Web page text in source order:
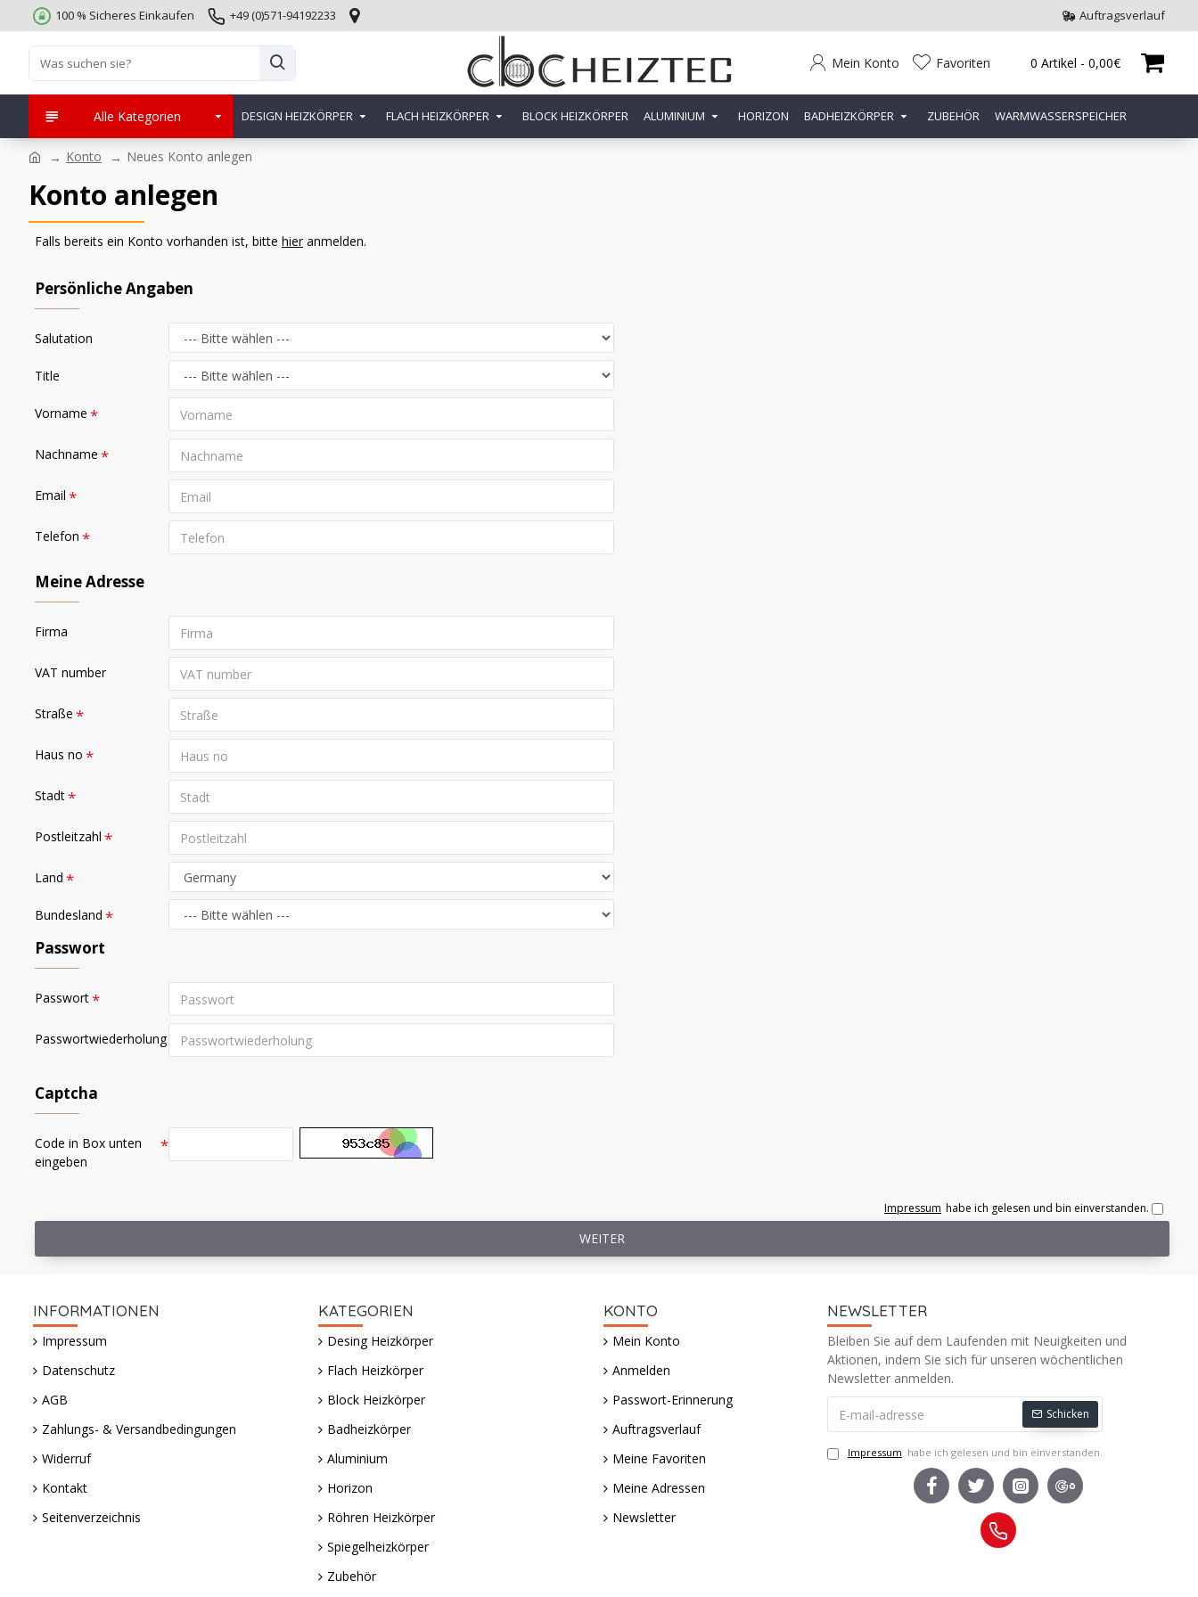
100 % Sicheres Einkaufen +49 (0)571-94192233 Auftragsverlauf
Mein Konto Favoriten 0 Artikel - 0,00€
Alle Kategorien DESIGN HEIZKÖRPER FLACH HEIZKÖRPER BLOCK HEIZKÖRPER ALUMINIUM HORIZON BADHEIZKÖRPER ZUBEHÖR WARMWASSERSPEICHER
Konto Neues Konto anlegen
Konto anlegen
Falls bereits ein Konto vorhanden ist, bitte hieranmelden.
Persönliche Angaben
Salutation
Title
Vorname
Nachname
Email
Telefon
Meine Adresse
Firma
VAT number
Straße
Haus no
Stadt
Postleitzahl
Land
Bundesland
Passwort
Passwort
Passwortwiederholung
Captcha
Code in Box unten
eingeben
Impressum habe ich gelesen und bin einverstanden.
WEITER
INFORMATIONEN
Impressum
Datenschutz
AGB
Zahlungs- & Versandbedingungen
Widerruf
Kontakt
Seitenverzeichnis
KATEGORIEN
Desing Heizkörper
Flach Heizkörper
Block Heizkörper
Badheizkörper
Aluminium
Horizon
Röhren Heizkörper
Spiegelheizkörper
Zubehör
KONTO
Mein Konto
Anmelden
Passwort-Erinnerung
Auftragsverlauf
Meine Favoriten
Meine Adressen
Newsletter
NEWSLETTER
Bleiben Sie auf dem Laufenden mit Neuigkeiten und
Aktionen, indem Sie sich für unseren wöchentlichen
Newsletter anmelden.
Schicken
Impressum habe ich gelesen und bin einverstanden.